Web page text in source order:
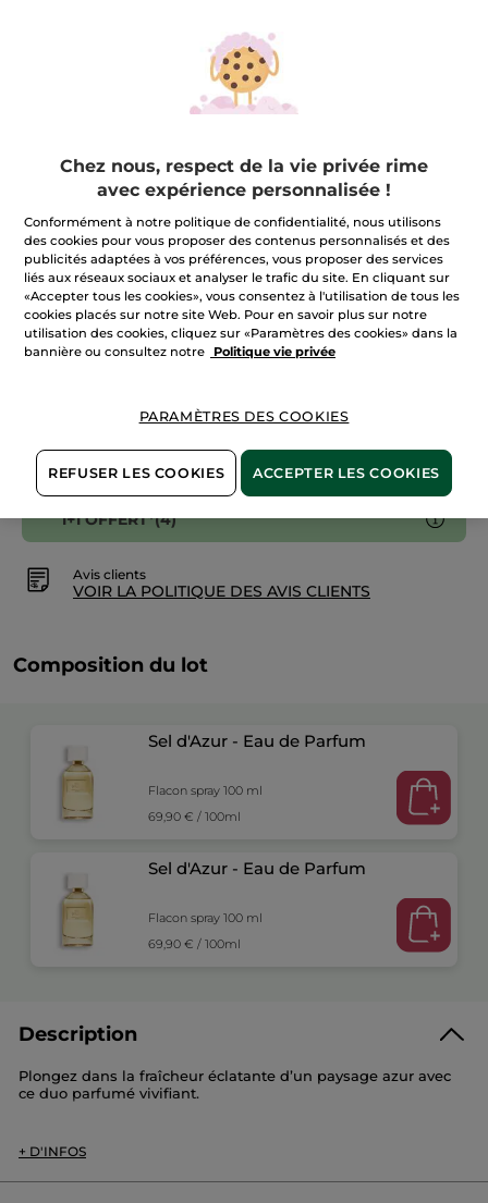
Un duo d'agrumes frais et iodé
★★★★★
★★★★★
1+1
d'Azur
Eau
de
Parfum
100
ml
AJOUTER UN AVIS
69,90 €
Quantité
AJOUTER AU PANIER
Livraison à partir du14/08
Paiement sécurisé
VOIR LES CONDITIONS GÉNÉRALES ICI
1+1 OFFERT*(4)
Avis clients
VOIR LA POLITIQUE DES AVIS CLIENTS
Composition du lot
Sel d'Azur - Eau de Parfum
Flacon spray 100 ml
69,90 € / 100ml
Sel d'Azur - Eau de Parfum
Flacon spray 100 ml
69,90 € / 100ml
Description
Plongez dans la fraîcheur éclatante d’un paysage azur avec
ce duo parfumé vivifiant.
2 × Sel d'Azur - Eau de Parfum (100ml) :
Sous un ciel d’un bleu infini, les rayons du soleil se reflètent
+ D'INFOS
Chez nous, respect de la vie privée rime
avec expérience personnalisée !
Conformément à notre politique de confidentialité, nous utilisons
des cookies pour vous proposer des contenus personnalisés et des
publicités adaptées à vos préférences, vous proposer des services
liés aux réseaux sociaux et analyser le trafic du site. En cliquant sur
«Accepter tous les cookies», vous consentez à l'utilisation de tous les
cookies placés sur notre site Web. Pour en savoir plus sur notre
utilisation des cookies, cliquez sur «Paramètres des cookies» dans la
bannière ou consultez notre
Politique vie privée
PARAMÈTRES DES COOKIES
REFUSER LES COOKIES ACCEPTER LES COOKIES